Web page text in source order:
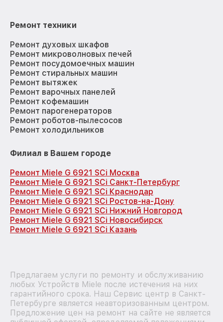
Ремонт техники
Ремонт духовых шкафов
Ремонт микроволновых печей
Ремонт посудомоечных машин
Ремонт стиральных машин
Ремонт вытяжек
Ремонт варочных панелей
Ремонт кофемашин
Ремонт парогенераторов
Ремонт роботов-пылесосов
Ремонт холодильников
Филиал в Вашем городе
Ремонт Miele G 6921 SCi Москва
Ремонт Miele G 6921 SCi Санкт-Петербург
Ремонт Miele G 6921 SCi Краснодар
Ремонт Miele G 6921 SCi Ростов-на-Дону
Ремонт Miele G 6921 SCi Нижний Новгород
Ремонт Miele G 6921 SCi Новосибирск
Ремонт Miele G 6921 SCi Казань
Предлагаем услуги по ремонту и обслуживанию
любых Устройств Miele после истечения на них
гарантийного срока. Наш Сервис центр в Санкт-
Петербурге является неавторизованным центром.
Предложение цен на ремонт на сайте не является